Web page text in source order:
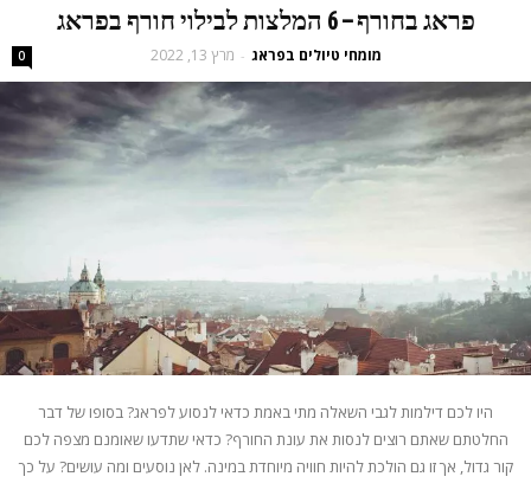
פראג בחורף – 6 המלצות לבילוי חורף בפראג
מומחי טיולים בפראג - מרץ 13, 2022 0
היו לכם דילמות לגבי השאלה מתי באמת כדאי לנסוע לפראג? בסופו של דבר
החלטתם שאתם רוצים לנסות את עונת החורף? כדאי שתדעו שאומנם מצפה לכם
קור גדול, אך זו גם הולכת להיות חוויה מיוחדת במינה. לאן נוסעים ומה עושים? על כך